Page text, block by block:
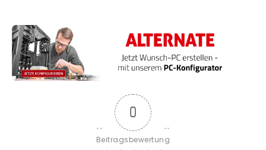
0
Beitragsbewertung